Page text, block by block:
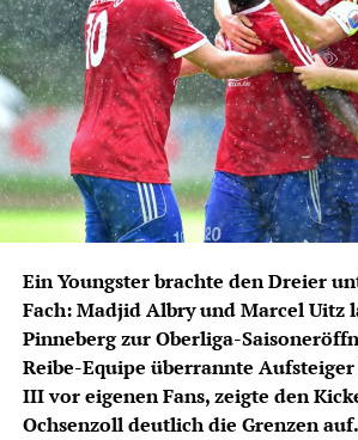
Ein Youngster brachte den Dreier
Fach: Madjid Albry und Marcel Uitz
Pinneberg zur Oberliga-
Reibe-Equipe überrannte
III vor eigenen Fans, zeigte den
Ochsenzoll deutlich die Grenzen auf.